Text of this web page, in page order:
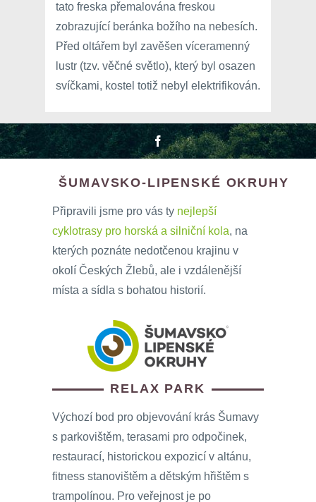
tato freska přemalována freskou
zobrazující beránka božího na nebesích.
Před oltářem byl zavěšen víceramenný
lustr (tzv. věčné světlo), který byl osazen
svíčkami, kostel totiž nebyl elektrifikován.
ŠUMAVSKO-LIPENSKÉ OKRUHY
Připravili jsme pro vás ty nejlepší
cyklotrasy pro horská a silniční kola, na
kterých poznáte nedotčenou krajinu v
okolí Českých Žlebů, ale i vzdálenější
místa a sídla s bohatou historií.
RELAX PARK
Výchozí bod pro objevování krás Šumavy
s parkovištěm, terasami pro odpočinek,
restaurací, historickou expozicí v altánu,
fitness stanovištěm a dětským hřištěm s
trampolínou. Pro veřejnost je po